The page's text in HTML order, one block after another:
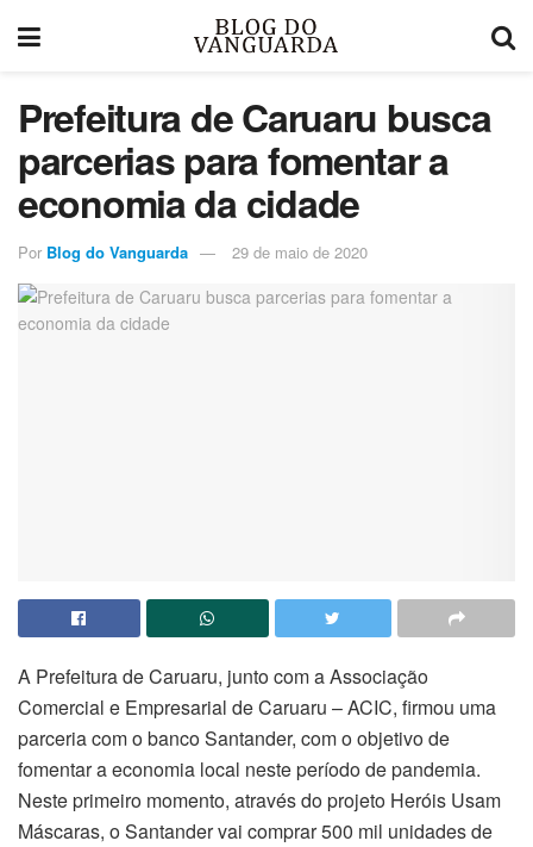
Prefeitura de Caruaru busca
parcerias para fomentar a
economia da cidade
Por Blog do Vanguarda 29 de maio de 2020
A Prefeitura de Caruaru, junto com a Associação
Comercial e Empresarial de Caruaru – ACIC, firmou uma
parceria com o banco Santander, com o objetivo de
fomentar a economia local neste período de pandemia.
Neste primeiro momento, através do projeto Heróis Usam
Máscaras, o Santander vai comprar 500 mil unidades de